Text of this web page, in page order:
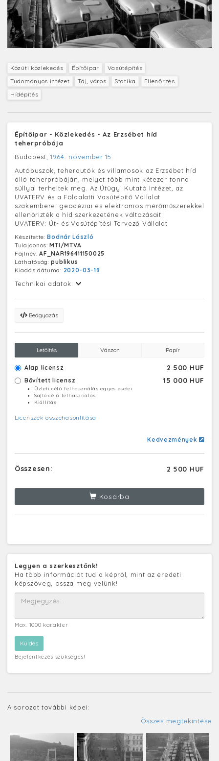
Közúti közlekedés Építőipar
Vasútépítés
Tudományos intézet
Táj, város Statika
Ellenőrzés
Hídépítés
Építőipar - Közlekedés - Az Erzsébet híd
teherpróbája
Budapest, 1964. november 15.
Autóbuszok, teherautók és villamosok az Erzsébet híd
álló teherpróbáján, melyet több mint kétezer tonna
súllyal terheltek meg. Az Útügyi Kutató Intézet, az
UVATERV és a Földalatti Vasútépítő Vállalat
szakemberei geodéziai és elektromos mérőműszerekkel
ellenőrizték a híd szerkezetének változásait.
UVATERV: Út- és Vasútépítési Tervező Vállalat
Készítette:Bodnár László
Tulajdonos:MTI/MTVA
Fájlnév:AF_NAR196411150025
Láthatóság:publikus
Kiadás dátuma: 2020-03-19
Technikai adatok:
Beágyazás
Letöltés Vászon Papír
Alap licensz 2 500 HUF
Bővített licensz 15 000 HUF
Üzleti célú felhasználás egyes esetei
Sajtó célú felhasználás
Kiállítás
Licenszek összehasonlítása
Kedvezmények
Összesen: 2 500 HUF
Kosárba
Legyen a szerkesztőnk!
Ha több információt tud a képről, mint az eredeti
képszöveg, ossza meg velünk!
Max. 1000 karakter
Bejelentkezés szükséges!
A sorozat további képei:
Összes megtekintése